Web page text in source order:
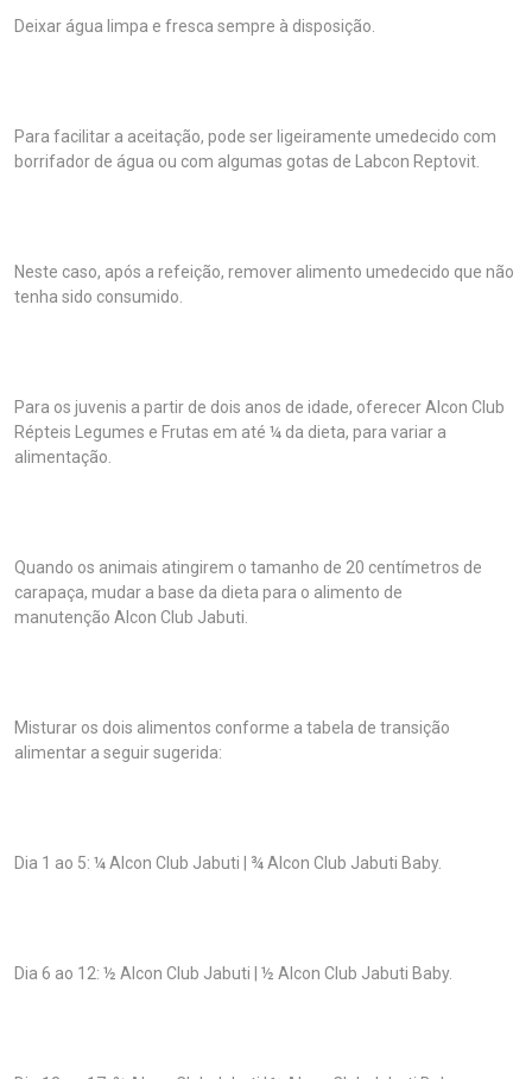
Deixar água limpa e fresca sempre à disposição.
Para facilitar a aceitação, pode ser ligeiramente umedecido com
borrifador de água ou com algumas gotas de Labcon Reptovit.
Neste caso, após a refeição, remover alimento umedecido que não
tenha sido consumido.
Para os juvenis a partir de dois anos de idade, oferecer Alcon Club
Répteis Legumes e Frutas em até ¼ da dieta, para variar a
alimentação.
Quando os animais atingirem o tamanho de 20 centímetros de
carapaça, mudar a base da dieta para o alimento de
manutenção Alcon Club Jabuti.
Misturar os dois alimentos conforme a tabela de transição
alimentar a seguir sugerida:
Dia 1 ao 5: ¼ Alcon Club Jabuti | ¾ Alcon Club Jabuti Baby.
Dia 6 ao 12: ½ Alcon Club Jabuti | ½ Alcon Club Jabuti Baby.